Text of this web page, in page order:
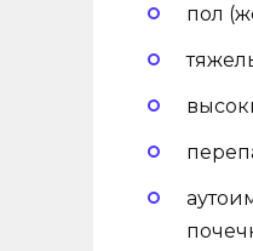
пол